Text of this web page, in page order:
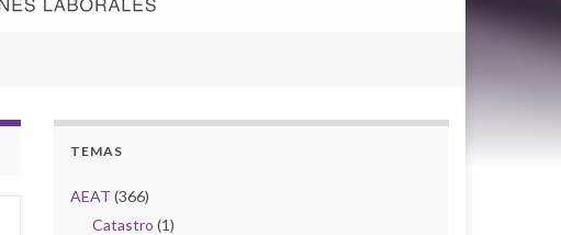
TEMAS
AEAT (366)
Catastro (1)